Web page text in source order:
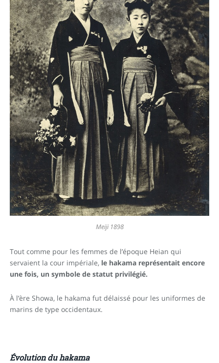
Meiji 1898
Tout comme pour les femmes de l’époque Heian qui
servaient la cour impériale, le hakama représentait encore
une fois, un symbole de statut privilégié.
À l’ère Showa, le hakama fut délaissé pour les uniformes de
marins de type occidentaux.
Évolution du hakama